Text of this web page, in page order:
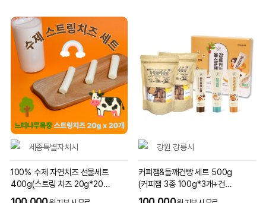
세종특별자치시
100% 수제 자연치즈 선물세트
400g(스트링 치즈 20g*20
개)
강원 강릉시
커피잼&들깨건빵 세트 500g
(커피잼 3종 100g*3개+건빵 1
00g*2봉지)